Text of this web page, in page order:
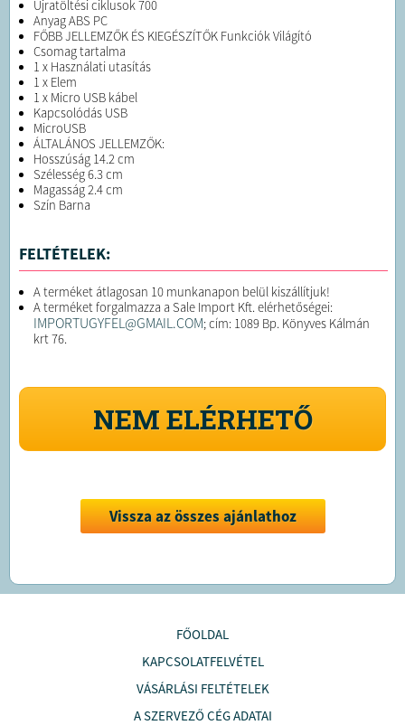
Újratöltési ciklusok 700
Anyag ABS PC
FŐBB JELLEMZŐK ÉS KIEGÉSZÍTŐK Funkciók Világító
Csomag tartalma
1 x Használati utasítás
1 x Elem
1 x Micro USB kábel
Kapcsolódás USB
MicroUSB
ÁLTALÁNOS JELLEMZŐK:
Hosszúság 14.2 cm
Szélesség 6.3 cm
Magasság 2.4 cm
Szín Barna
FELTÉTELEK:
A terméket átlagosan 10 munkanapon belül kiszállítjuk!
A terméket forgalmazza a Sale Import Kft. elérhetőségei:
IMPORTUGYFEL@GMAIL.COM; cím: 1089 Bp. Könyves Kálmán
krt 76.
NEM ELÉRHETŐ
Vissza az összes ajánlathoz
FŐOLDAL
KAPCSOLATFELVÉTEL
VÁSÁRLÁSI FELTÉTELEK
A SZERVEZŐ CÉG ADATAI